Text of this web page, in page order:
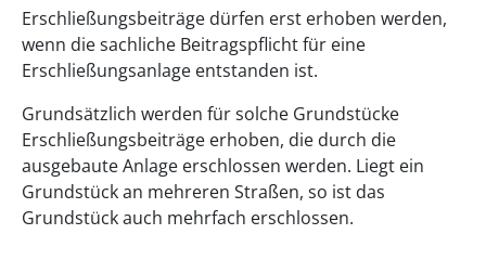
Erschließungsbeiträge dürfen erst erhoben werden,
wenn die sachliche Beitragspflicht für eine
Erschließungsanlage entstanden ist.
Grundsätzlich werden für solche Grundstücke
Erschließungsbeiträge erhoben, die durch die
ausgebaute Anlage erschlossen werden. Liegt ein
Grundstück an mehreren Straßen, so ist das
Grundstück auch mehrfach erschlossen.